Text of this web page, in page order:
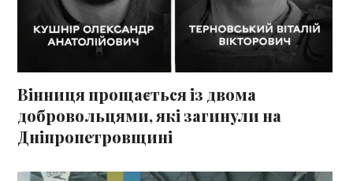
Вінниця прощається із двома
добровольцями, які загинули на
Дніпропетровщині